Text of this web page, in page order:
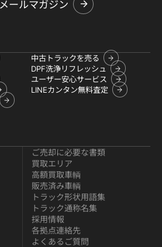
メールマガジン
中古トラックを売る
DPF洗浄リフレッシュ
ユーザー安心サービス
LINEカンタン無料査定
ご売却に必要な書類
買取エリア
高額買取車輌
販売済み車輌
トラック形状用語集
トラック通称名集
採用情報
各拠点連絡先
よくあるご質問